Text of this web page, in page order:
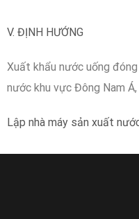
V. ĐỊNH HƯỚNG
Xuất khẩu nước uống
nước khu vực Đông Nam Á,
Lập nhà máy sản xuất